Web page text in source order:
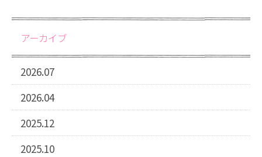
アーカイブ
2026.07
2026.04
2025.12
2025.10